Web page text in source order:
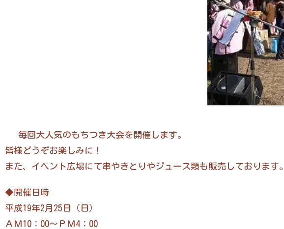
毎回大人気のもちつき大会を開催します。
皆様どうぞお楽しみに！
また、イベント広場にて串やきとりやジュース類も販売しております。
◆開催日時
平成19年2月25日（日）
ＡＭ10：00～ＰＭ4：00